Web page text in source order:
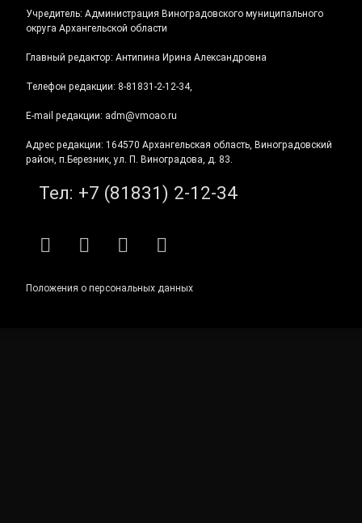
Учредитель: Администрация Виноградовского муниципального
округа Архангельской области
Главный редактор: Антипина Ирина Александровна
Телефон редакции: 8-81831-2-12-34,
E-mail редакции: adm@vmoao.ru
Адрес редакции: 164570 Архангельская область, Виноградовский
район, п.Березник, ул. П. Виноградова, д. 83.
Тел: +7 (81831) 2-12-34
RSS E-mailВКонтакте
Telegram
Положения о персональных данных